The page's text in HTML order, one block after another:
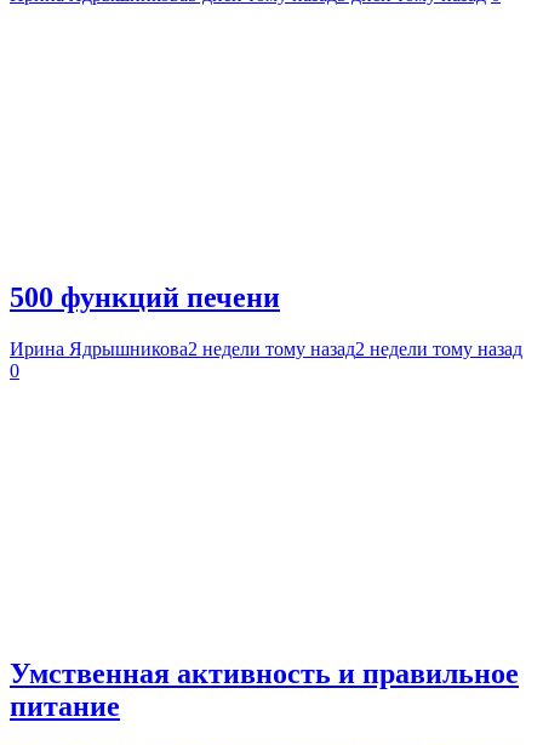
500 функций печени
Ирина Ядрышникова2 недели тому назад2 недели тому назад
0
Умственная активность и правильное
питание